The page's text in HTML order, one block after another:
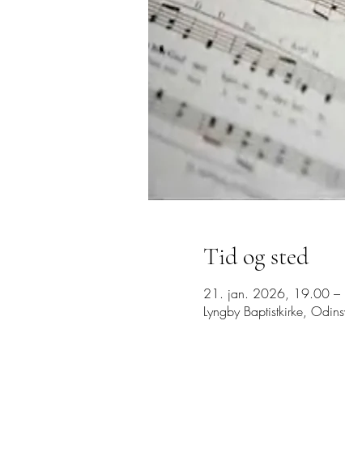
Tid og sted
21. jan. 2026, 19.00 –
Lyngby Baptistkirke,